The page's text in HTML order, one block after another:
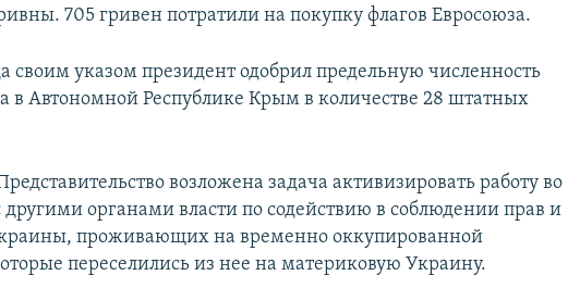
705 гривен потратили на покупку флагов Евросоюза.
своим указом президент одобрил предельную численность
в Автономной Республике Крым в количестве 28 штатных
возложена задача активизировать работу во
другими органами власти по содействию в соблюдении прав и
проживающих на временно оккупированной
переселились из нее на материковую Украину.